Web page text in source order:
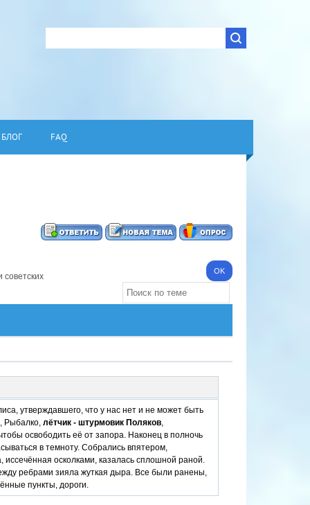
БЛОГ FAQ
утверждавшего, что у нас нет и не может быть
Рыбалко, лётчик - штурмовик Поляков,
освободить её от запора. Наконец в полночь
в темноту. Собрались впятером,
иссечённая осколками, казалась сплошной раной.
ребрами зияла жуткая дыра. Все были ранены,
пункты, дороги.